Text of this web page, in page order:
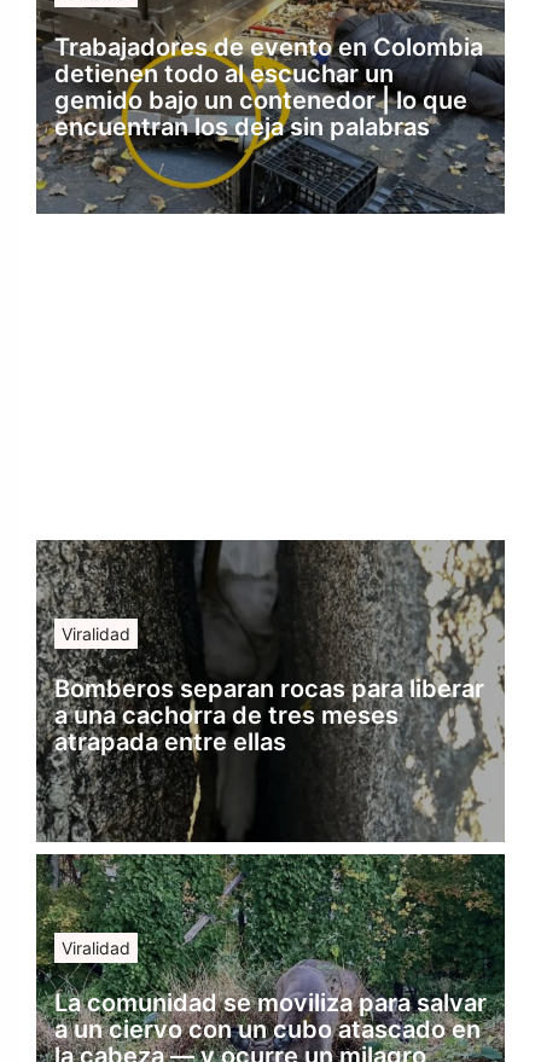
Trabajadores de evento en Colombia
detienen todo al escuchar un
gemido bajo un contenedor | lo que
encuentran los deja sin palabras
Viralidad
Bomberos separan rocas para liberar
a una cachorra de tres meses
atrapada entre ellas
Viralidad
La comunidad se moviliza para salvar
a un ciervo con un cubo atascado en
la cabeza — y ocurre un milagro